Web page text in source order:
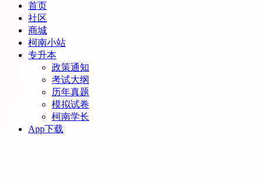
首页
社区
商城
柯南小站
专升本
政策通知
考试大纲
历年真题
模拟试卷
柯南学长
App下载